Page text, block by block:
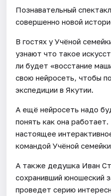
Познавательный
совершенно новой
В гостях у Учёной
узнают что такое
ли будет «восстание
свою нейросеть, чтобы
экспедиции в Якутии.
А ещё нейросеть надо
понять как она
настоящее
командой Учёной
А также дедушка Иван
сохранивший юношеский
проведет серию